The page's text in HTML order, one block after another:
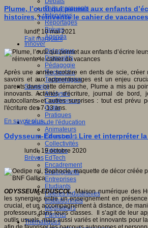
Faits marquants
Interviews
Reportages
Brèves
Agenda
Innover
Didactique
Dispositifs
Pédagogie
Recherche
Technologies
Savoir(s)
Analyses
Conférences
Outils
Pratiques
Acteurs de l'éducation
Animateurs
Chercheurs
Collectivités
Editeurs
EdTech
Encadrement
Enseignants
Entreprises
Etudiants
Filières industrielles
Institutionnels
Médiateurs
Parents
Thématiques
Plume, l’outil qui permet aux enfants
histoires, réinvente le cahier de vacances
lundi, 10 mai 2021
Fait marquant
Après une année scolaire en dents de scie,
savoirs et aux apprentissages est un enjeu
parents dans cette démarche, Plume a mis au
innovants. Activités d'écriture, journal de bord,
autocollants et autres surprises : tout est prévu
l'écriture des 7-13 ans.
En savoir plus...
Odysseum-Eduscol : Lire et interpréter
lundi, 19 octobre 2020
Brèves
ODYSSEUM-EDUSCOL, Maison numérique des
les synergies entre un enseignement en
crucial, et un accompagnement à distance, de
professeurs dans leurs classes. Il s’agit de leur
outils usuels, mais aussi variés et innovants pour